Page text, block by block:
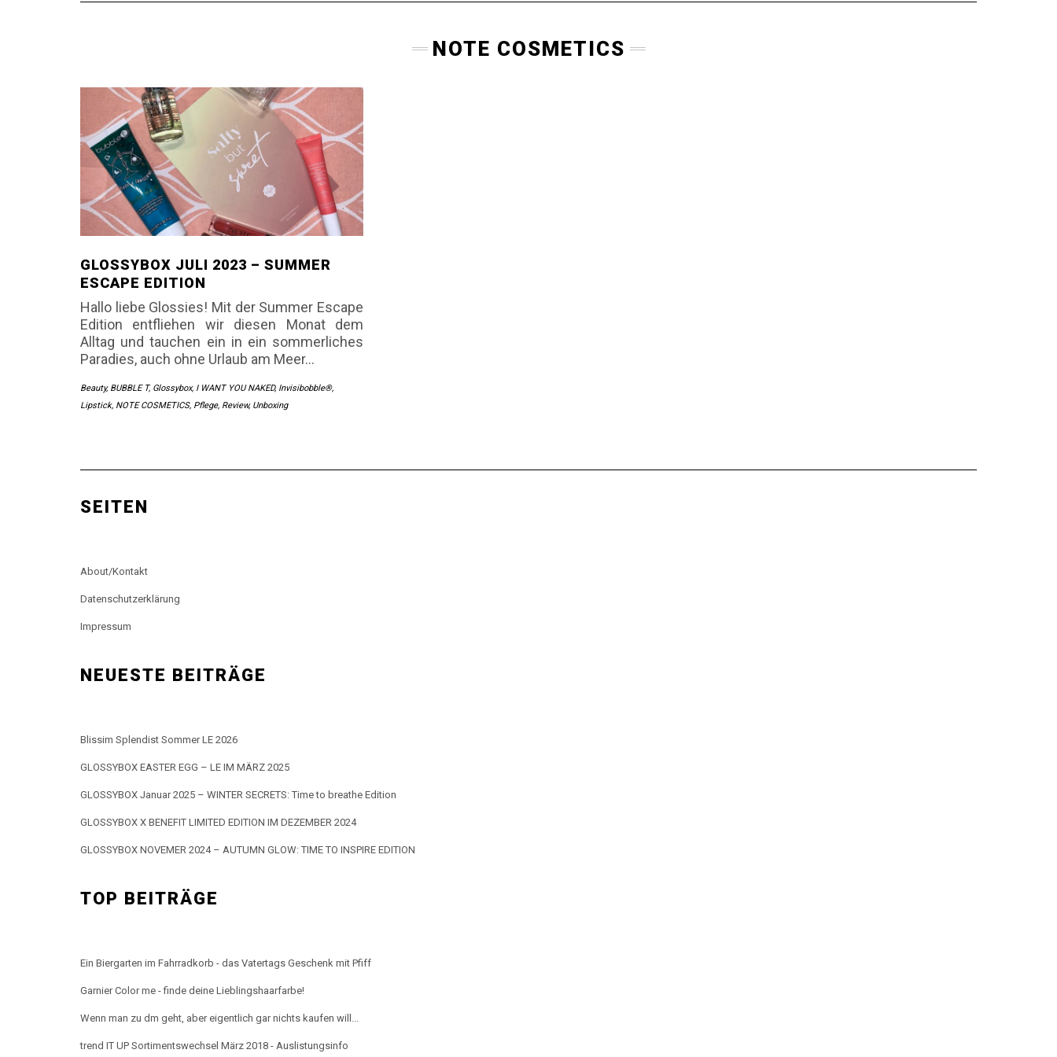
NOTE COSMETICS
GLOSSYBOX JULI 2023 – SUMMER
ESCAPE EDITION
Hallo liebe Glossies! Mit der Summer Escape
Edition entfliehen wir diesen Monat dem
Alltag und tauchen ein in ein sommerliches
Paradies, auch ohne Urlaub am Meer…
Beauty, BUBBLE T, Glossybox, I WANT YOU NAKED, Invisibobble®,
Lipstick, NOTE COSMETICS, Pflege, Review, Unboxing
SEITEN
About/Kontakt
Datenschutzerklärung
Impressum
NEUESTE BEITRÄGE
Blissim Splendist Sommer LE 2026
GLOSSYBOX EASTER EGG – LE IM MÄRZ 2025
GLOSSYBOX Januar 2025 – WINTER SECRETS: Time to breathe Edition
GLOSSYBOX X BENEFIT LIMITED EDITION IM DEZEMBER 2024
GLOSSYBOX NOVEMER 2024 – AUTUMN GLOW: TIME TO INSPIRE EDITION
TOP BEITRÄGE
Ein Biergarten im Fahrradkorb - das Vatertags Geschenk mit Pfiff
Garnier Color me - finde deine Lieblingshaarfarbe!
Wenn man zu dm geht, aber eigentlich gar nichts kaufen will...
trend IT UP Sortimentswechsel März 2018 - Auslistungsinfo